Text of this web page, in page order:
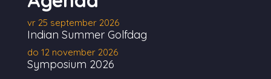
vr 25 september 2026
Indian Summer Golfdag
do 12 november 2026
Symposium 2026